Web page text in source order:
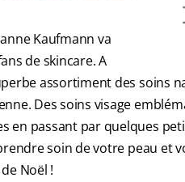
Kaufmann va
de skincare. A
assortiment des soins
Des soins visage
en passant par quelques
soin de votre peau et
Noël !